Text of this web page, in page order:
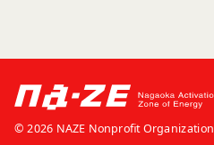
© 2026 NAZE Nonprofit Organization